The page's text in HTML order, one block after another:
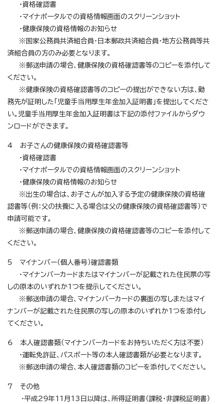
・資格確認書
・マイナポータルでの資格情報画面のスクリーンショット
・健康保険の資格情報のお知らせ
※国家公務員共済組合員・日本郵政共済組合員・地方公務員等共
済組合員の方のみ必要となります。
※郵送申請の場合、健康保険の資格確認書等のコピーを添付して
ください。
※健康保険の資格確認書等のコピーの提出ができない方は、勤
務先が証明した「児童手当用厚生年金加入証明書」を提出してくださ
い。児童手当用厚生年金加入証明書は下記の添付ファイルからダウ
ンロードができます。
4 お子さんの健康保険の資格確認書等
・資格確認書
・マイナポータルでの資格情報画面のスクリーンショット
・健康保険の資格情報のお知らせ
※出生の場合は、お子さんが加入する予定の健康保険の資格確
認書等（例：父の扶養に入る場合は父の健康保険の資格確認書等）で
申請可能です。
※郵送申請の場合、健康保険の資格確認書等のコピーを添付して
ください。
5 マイナンバー（個人番号）確認書類
・マイナンバーカードまたはマイナンバーが記載された住民票の写
しの原本のいずれか1つを提示してください。
※郵送申請の場合、マイナンバーカードの裏面の写しまたはマイ
ナンバーが記載された住民票の写しの原本のいずれか1つを添付し
てください。
6 本人確認書類（マイナンバーカードをお持ちいただく方は不要）
・運転免許証、パスポート等の本人確認書類が必要となります。
※郵送申請の場合、本人確認書類のコピーを添付してください。
7 その他
・平成29年11月13日以降は、所得証明書（課税・非課税証明書）